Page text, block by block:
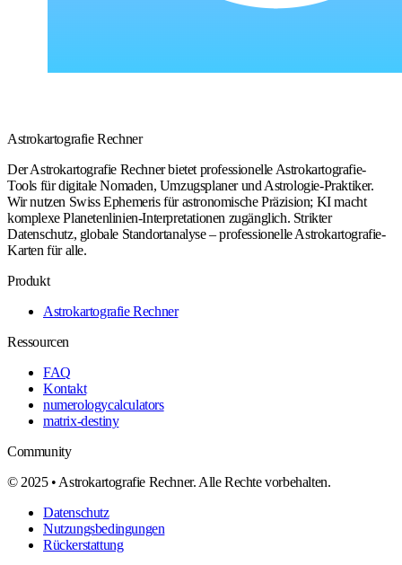
Astrokartografie Rechner
Der Astrokartografie Rechner bietet professionelle Astrokartografie-
Tools für digitale Nomaden, Umzugsplaner und Astrologie-Praktiker.
Wir nutzen Swiss Ephemeris für astronomische Präzision; KI macht
komplexe Planetenlinien-Interpretationen zugänglich. Strikter
Datenschutz, globale Standortanalyse – professionelle Astrokartografie-
Karten für alle.
Produkt
Astrokartografie Rechner
Ressourcen
FAQ
Kontakt
numerologycalculators
matrix-destiny
Community
© 2025 • Astrokartografie Rechner. Alle Rechte vorbehalten.
Datenschutz
Nutzungsbedingungen
Rückerstattung